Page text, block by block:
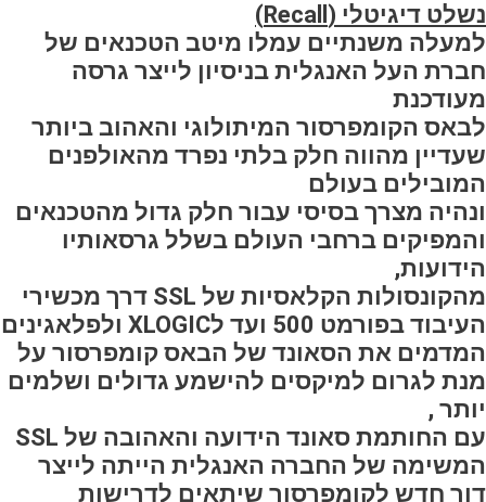
נשלט דיגיטלי ( Recall
)
למעלה משנתיים עמלו מיטב הטכנאים של
חברת העל האנגלית בניסיון לייצר גרסה
מעודכנת
לבאס הקומפרסור המיתולוגי והאהוב ביותר
שעדיין מהווה חלק בלתי נפרד מהאולפנים
המובילים בעולם
ונהיה מצרך בסיסי עבור חלק גדול מהטכנאים
והמפיקים ברחבי העולם בשלל גרסאותיו
הידועות,
מהקונסולות הקלאסיות של SSL דרך מכשירי
העיבוד בפורמט 500 ועד לXLOGIC ולפלאגינים
המדמים את הסאונד של הבאס קומפרסור על
מנת לגרום למיקסים להישמע גדולים ושלמים
יותר ,
עם החותמת סאונד הידועה והאהובה של SSL
המשימה של החברה האנגלית הייתה לייצר
דור חדש לקומפרסור שיתאים לדרישות